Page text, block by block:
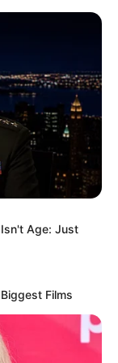
za 2
Age: Just
Films